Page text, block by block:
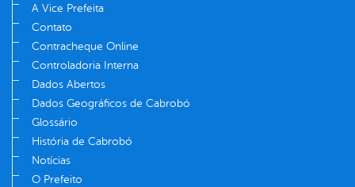
A Vice Prefeita
Contato
Contracheque Online
Controladoria Interna
Dados Abertos
Dados Geográficos de Cabrobó
Glossário
História de Cabrobó
Notícias
O Prefeito